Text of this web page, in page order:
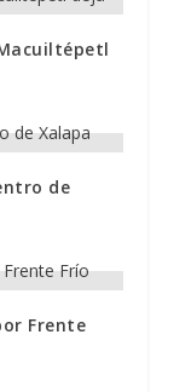
de
Frente